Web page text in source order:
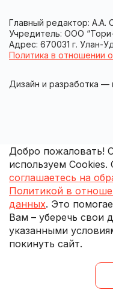
Главный редактор: А.А.
Учредитель: ООО
Адрес: 670031 г. Улан-
Политика в отношении
Дизайн и разработка —
Добро пожаловать!
используем
соглашаетесь на
Политикой в
данных. Это
Вам – уберечь свои
указанными
покинуть сайт.